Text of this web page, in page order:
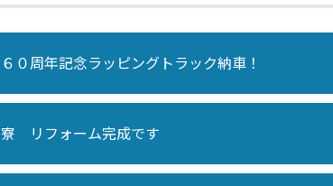
６０周年記念ラッピングトラック納車！
寮 リフォーム完成です